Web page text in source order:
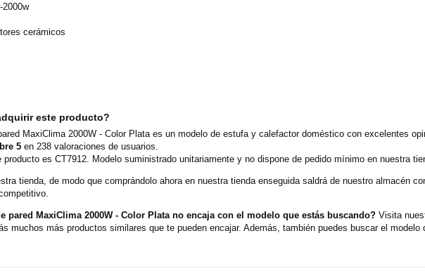
2000w
cerámicos
este producto?
MaxiClima 2000W - Color Plata es un modelo de estufa y calefactor doméstico con excelentes
5 en 238 valoraciones de usuarios.
producto es CT7912. Modelo suministrado unitariamente y no dispone de pedido mínimo en nuestra
tienda, de modo que comprándolo ahora en nuestra tienda enseguida saldrá de nuestro almacén
pared MaxiClima 2000W - Color Plata no encaja con el modelo que estás buscando? Visita
muchos más productos similares que te pueden encajar. Además, también puedes buscar el